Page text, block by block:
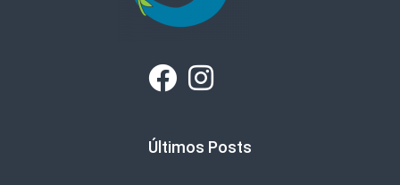
Últimos Posts